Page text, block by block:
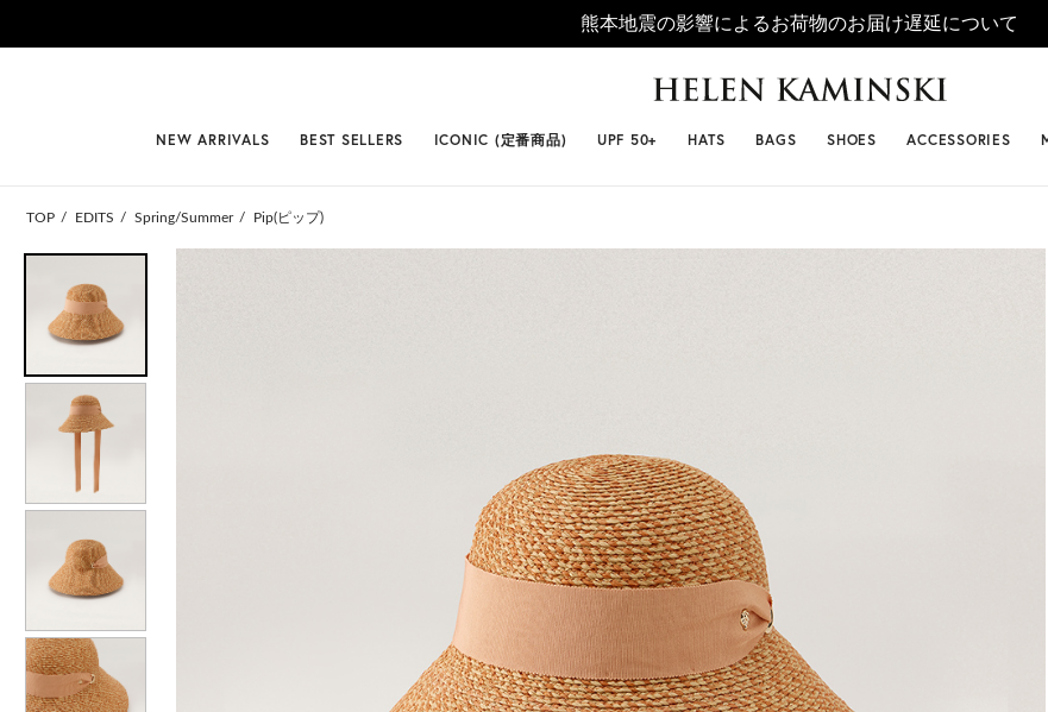
熊本地震の影響によるお荷物のお届け遅延について
#ビベット #キャップ #ビアンカ
NEW ARRIVALS BEST SELLERS ICONIC (定番商品) UPF 50+ HATS BAGS SHOES ACCESSORIES
TOP EDITS Spring/Summer Pip(ピップ)